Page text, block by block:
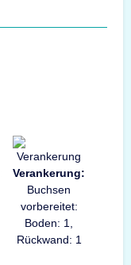
Verankerung:
Buchsen
vorbereitet:
Boden: 1,
Rückwand: 1